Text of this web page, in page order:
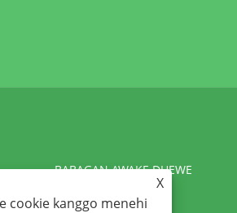
BABAGAN AWAKE DHEWE
KABAR
X
cookie kanggo menehi